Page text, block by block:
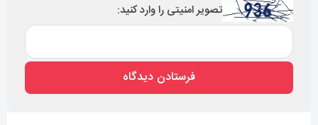
تصویر امنیتی را وارد کنید: